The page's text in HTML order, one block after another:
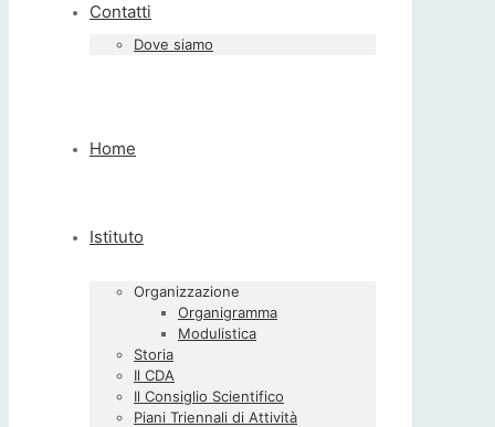
Contatti
Dove siamo
Home
Istituto
Organizzazione
Organigramma
Modulistica
Storia
Il CDA
Il Consiglio Scientifico
Piani Triennali di Attività